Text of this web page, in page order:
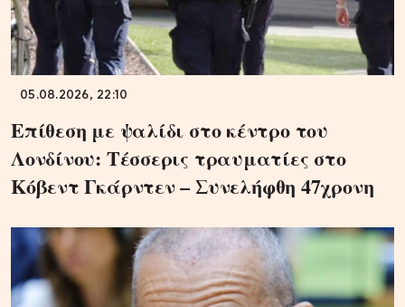
05.08.2026, 22:10
Επίθεση με ψαλίδι στο κέντρο του
Λονδίνου: Τέσσερις τραυματίες στο
Κόβεντ Γκάρντεν – Συνελήφθη 47χρονη